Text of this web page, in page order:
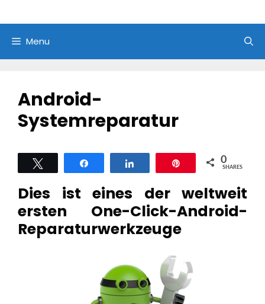
Menu
Android-
Systemreparatur
0
SHARES
Dies ist eines der weltweit
ersten One-Click-Android-
Reparaturwerkzeuge